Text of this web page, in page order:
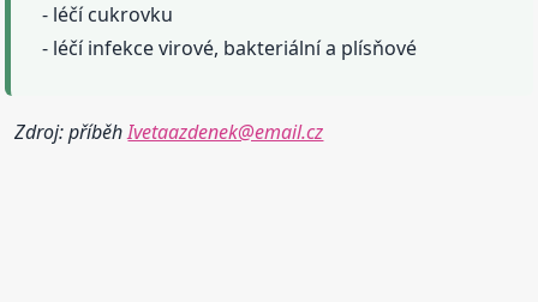
- léčí cukrovku
- léčí infekce virové, bakteriální a plísňové
Zdroj: příběhIvetaazdenek@email.cz